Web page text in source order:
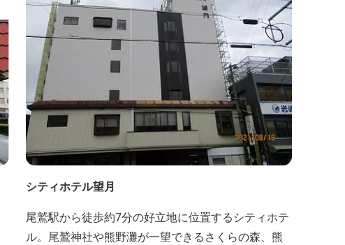
シティホテル望月
尾鷲駅から徒歩約7分の好立地に位置するシティホテ
ル。尾鷲神社や熊野灘が一望できるさくらの森、熊